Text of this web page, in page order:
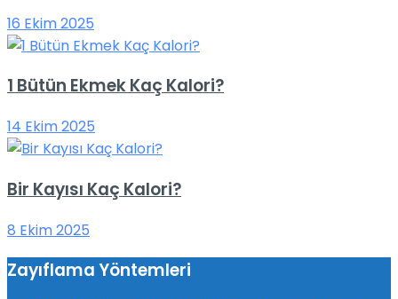
16 Ekim 2025
1 Bütün Ekmek Kaç Kalori?
14 Ekim 2025
Bir Kayısı Kaç Kalori?
8 Ekim 2025
Zayıflama Yöntemleri